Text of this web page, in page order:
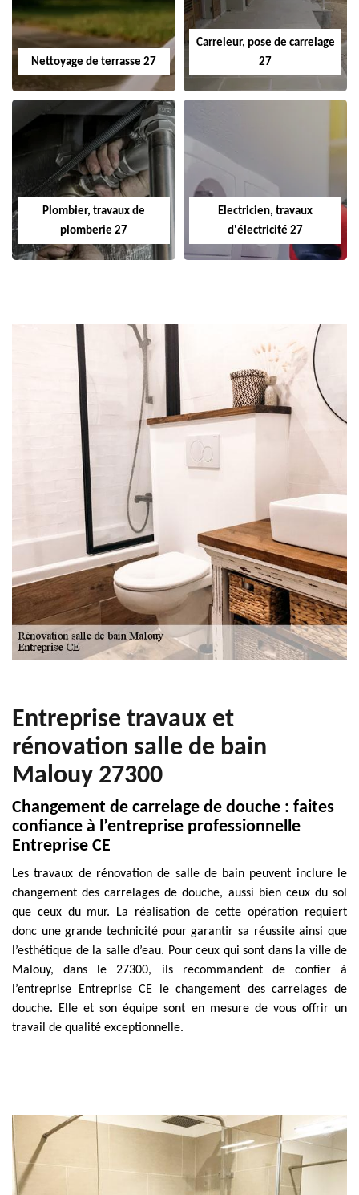
Nettoyage de terrasse 27
Carreleur, pose de carrelage
27
Plombier, travaux de
plomberie 27
Electricien, travaux
d'électricité 27
Entreprise travaux et
rénovation salle de bain
Malouy 27300
Changement de carrelage de douche : faites
confiance à l’entreprise professionnelle
Entreprise CE
Les travaux de rénovation de salle de bain peuvent inclure le
changement des carrelages de douche, aussi bien ceux du sol
que ceux du mur. La réalisation de cette opération requiert
donc une grande technicité pour garantir sa réussite ainsi que
l’esthétique de la salle d’eau. Pour ceux qui sont dans la ville de
Malouy, dans le 27300, ils recommandent de confier à
l’entreprise Entreprise CE le changement des carrelages de
douche. Elle et son équipe sont en mesure de vous offrir un
travail de qualité exceptionnelle.